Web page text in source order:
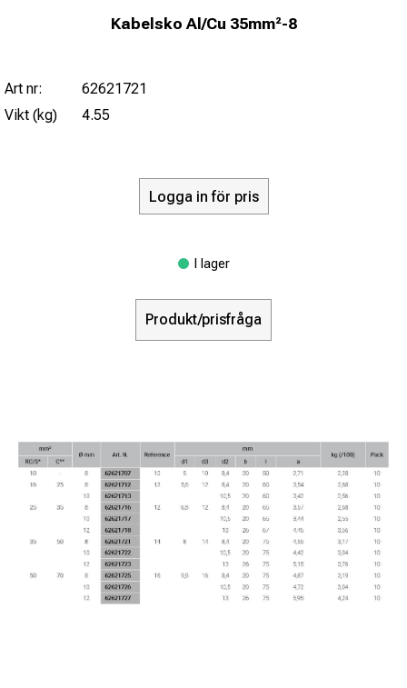
Kabelsko Al/Cu 35mm²-8
Art nr:
62621721
Vikt (kg)
4.55
Logga in för pris
I lager
Produkt/prisfråga